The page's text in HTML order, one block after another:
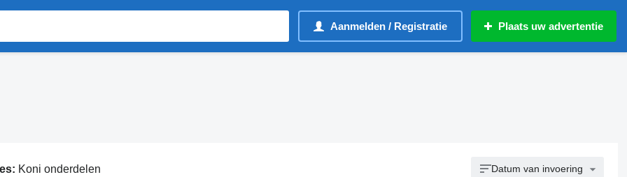
Aanmelden / Registratie Plaats uw advertentie
Koni onderdelen Datum van invoering